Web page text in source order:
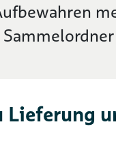
Lieferung